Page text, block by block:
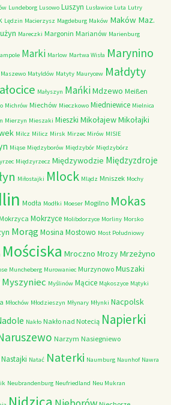
Lundeborg Lusowo Luszyn Lusławice Luta Lutry
Lędzin Macierzysz Magdeburg Maków Maków Maz.
Mareczki Margonin Marianów Marienburg
Marki Marlow Martwa Wisła Marynino
Maszewo Matyldów Matyty Maurycew Małdyty
Małyszyn MańkiMdzewo Meißen
Michrów Miechów Mieczkowo Miedniewice Mielnica
Mierzyn Mieszaki Mieszki MikołajewMikołajki
Milcz Milicz Mirsk Mirzec Mirów MISIE
Miąse Międzyborów Międzybór Międzybórz
Międzyrzecz Międzywodzie Międzyzdroje
Miłostajki Mlock Mlądz Mniszek Mochy
Modła Modłki Moeser Mogilno Mokas
Mokrzyce Molibdorzyce Morliny Morsko
MorągMosina Mostowo Most Południowy
Mościska Mroczno Mrozy Mrzeżyno
Muncheberg Murowaniec Murzynowo Muszaki
Myszyniec Myślinów Mącice Mąkoszyce Mątyki
Młochów Młodzieszyn Młynary Młynki Nacpolsk
Nakło Nakło nad Notecią Napierki
Narzym Nasiegniewo
Nastajki Natać Naterki Naumburg Naunhof Nawra
Neubrandenburg Neufriedland Neu Mukran